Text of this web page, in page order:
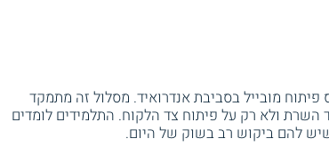
מובייל בסביבת אנדרואיד. מסלול זה מתמקד
השרת ולא רק על פיתוח צד הלקוח. התלמידים לומדים
שיש להם ביקוש רב בשוק של היום.